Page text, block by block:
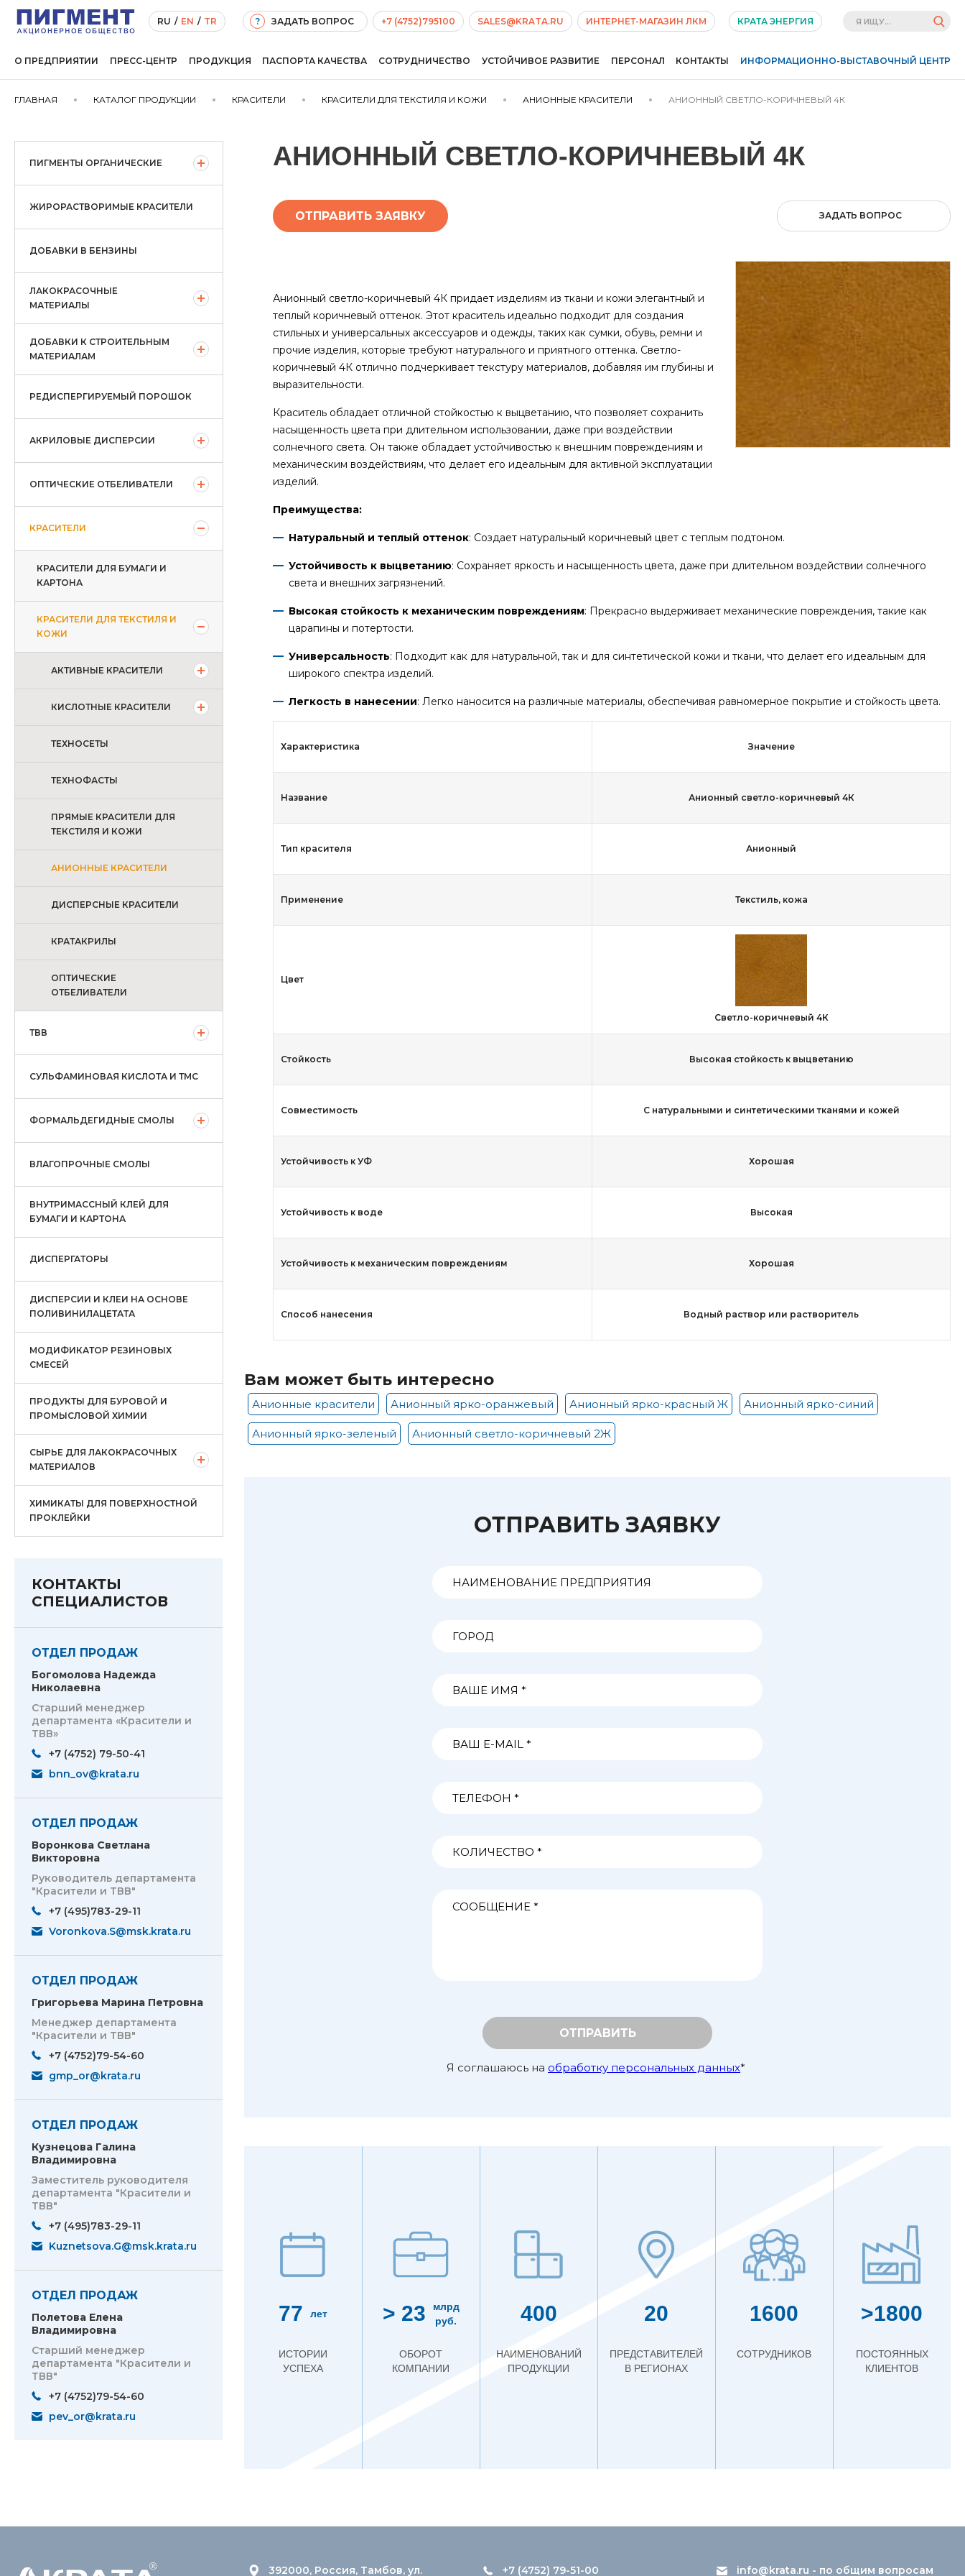
RU / EN / TR ? ЗАДАТЬ ВОПРОС +7 (4752)795100 SALES@KRATA.RU ИНТЕРНЕТ-МАГАЗИН ЛКМ КРАТА ЭНЕРГИЯ
О ПРЕДПРИЯТИИ ПРЕСС-ЦЕНТР ПРОДУКЦИЯ ПАСПОРТА КАЧЕСТВА СОТРУДНИЧЕСТВО УСТОЙЧИВОЕ РАЗВИТИЕ ПЕРСОНАЛ КОНТАКТЫ ИНФОРМАЦИОННО-ВЫСТАВОЧНЫЙ ЦЕНТР
ГЛАВНАЯ КАТАЛОГ ПРОДУКЦИИ КРАСИТЕЛИ КРАСИТЕЛИ ДЛЯ ТЕКСТИЛЯ И КОЖИ АНИОННЫЕ КРАСИТЕЛИ АНИОННЫЙ СВЕТЛО-КОРИЧНЕВЫЙ 4К
ПИГМЕНТЫ ОРГАНИЧЕСКИЕ
ЖИРОРАСТВОРИМЫЕ КРАСИТЕЛИ
ДОБАВКИ В БЕНЗИНЫ
ЛАКОКРАСОЧНЫЕ
МАТЕРИАЛЫ
ДОБАВКИ К СТРОИТЕЛЬНЫМ
МАТЕРИАЛАМ
РЕДИСПЕРГИРУЕМЫЙ ПОРОШОК
АКРИЛОВЫЕ ДИСПЕРСИИ
ОПТИЧЕСКИЕ ОТБЕЛИВАТЕЛИ
КРАСИТЕЛИ
КРАСИТЕЛИ ДЛЯ БУМАГИ И
КАРТОНА
КРАСИТЕЛИ ДЛЯ ТЕКСТИЛЯ И
КОЖИ
АКТИВНЫЕ КРАСИТЕЛИ
КИСЛОТНЫЕ КРАСИТЕЛИ
ТЕХНОСЕТЫ
ТЕХНОФАСТЫ
ПРЯМЫЕ КРАСИТЕЛИ ДЛЯ
ТЕКСТИЛЯ И КОЖИ
АНИОННЫЕ КРАСИТЕЛИ
ДИСПЕРСНЫЕ КРАСИТЕЛИ
КРАТАКРИЛЫ
ОПТИЧЕСКИЕ
ОТБЕЛИВАТЕЛИ
ТВВ
СУЛЬФАМИНОВАЯ КИСЛОТА И ТМС
ФОРМАЛЬДЕГИДНЫЕ СМОЛЫ
ВЛАГОПРОЧНЫЕ СМОЛЫ
ВНУТРИМАССНЫЙ КЛЕЙ ДЛЯ
БУМАГИ И КАРТОНА
ДИСПЕРГАТОРЫ
ДИСПЕРСИИ И КЛЕИ НА ОСНОВЕ
ПОЛИВИНИЛАЦЕТАТА
МОДИФИКАТОР РЕЗИНОВЫХ
СМЕСЕЙ
ПРОДУКТЫ ДЛЯ БУРОВОЙ И
ПРОМЫСЛОВОЙ ХИМИИ
СЫРЬЕ ДЛЯ ЛАКОКРАСОЧНЫХ
МАТЕРИАЛОВ
ХИМИКАТЫ ДЛЯ ПОВЕРХНОСТНОЙ
ПРОКЛЕЙКИ
КОНТАКТЫ
СПЕЦИАЛИСТОВ
ОТДЕЛ ПРОДАЖ
Богомолова Надежда
Николаевна
Старший менеджер
департамента «Красители и
ТВВ»
+7 (4752) 79-50-41
bnn_ov@krata.ru
ОТДЕЛ ПРОДАЖ
Воронкова Светлана
Викторовна
Руководитель департамента
"Красители и ТВВ"
+7 (495)783-29-11
Voronkova.S@msk.krata.ru
ОТДЕЛ ПРОДАЖ
Григорьева Марина Петровна
Менеджер департамента
"Красители и ТВВ"
+7 (4752)79-54-60
gmp_or@krata.ru
ОТДЕЛ ПРОДАЖ
Кузнецова Галина
Владимировна
Заместитель руководителя
департамента "Красители и
ТВВ"
+7 (495)783-29-11
Kuznetsova.G@msk.krata.ru
ОТДЕЛ ПРОДАЖ
Полетова Елена
Владимировна
Старший менеджер
департамента "Красители и
ТВВ"
+7 (4752)79-54-60
pev_or@krata.ru
АНИОННЫЙ СВЕТЛО-КОРИЧНЕВЫЙ 4К
ОТПРАВИТЬ ЗАЯВКУ ЗАДАТЬ ВОПРОС
Анионный светло-коричневый 4К придает изделиям из ткани и кожи элегантный и
теплый коричневый оттенок. Этот краситель идеально подходит для создания
стильных и универсальных аксессуаров и одежды, таких как сумки, обувь, ремни и
прочие изделия, которые требуют натурального и приятного оттенка. Светло-
коричневый 4К отлично подчеркивает текстуру материалов, добавляя им глубины и
выразительности.
Краситель обладает отличной стойкостью к выцветанию, что позволяет сохранить
насыщенность цвета при длительном использовании, даже при воздействии
солнечного света. Он также обладает устойчивостью к внешним повреждениям и
механическим воздействиям, что делает его идеальным для активной эксплуатации
изделий.
Преимущества:
Натуральный и теплый оттенок: Создает натуральный коричневый цвет с теплым подтоном.
Устойчивость к выцветанию: Сохраняет яркость и насыщенность цвета, даже при длительном воздействии солнечного
света и внешних загрязнений.
Высокая стойкость к механическим повреждениям: Прекрасно выдерживает механические повреждения, такие как
царапины и потертости.
Универсальность: Подходит как для натуральной, так и для синтетической кожи и ткани, что делает его идеальным для
широкого спектра изделий.
Легкость в нанесении: Легко наносится на различные материалы, обеспечивая равномерное покрытие и стойкость цвета.
Характеристика Значение
Название Анионный светло-коричневый 4К
Тип красителя Анионный
Применение Текстиль, кожа
Цвет
Светло-коричневый 4К
Стойкость Высокая стойкость к выцветанию
Совместимость С натуральными и синтетическими тканями и кожей
Устойчивость к УФ Хорошая
Устойчивость к воде Высокая
Устойчивость к механическим повреждениям Хорошая
Способ нанесения Водный раствор или растворитель
Вам может быть интересно
Анионные красители Анионный ярко-оранжевый Анионный ярко-красный Ж Анионный ярко-синий
Анионный ярко-зеленый Анионный светло-коричневый 2Ж
ОТПРАВИТЬ ЗАЯВКУ
ОТПРАВИТЬ
Я соглашаюсь на обработку персональных данных*
77 лет
ИСТОРИИ
УСПЕХА
> 23
млрд
руб.
ОБОРОТ
КОМПАНИИ
400
НАИМЕНОВАНИЙ
ПРОДУКЦИИ
20
ПРЕДСТАВИТЕЛЕЙ
В РЕГИОНАХ
1600
СОТРУДНИКОВ
>1800
ПОСТОЯННЫХ
КЛИЕНТОВ
392000, Россия, Тамбов, ул. +7 (4752) 79-51-00 info@krata.ru - по общим вопросам